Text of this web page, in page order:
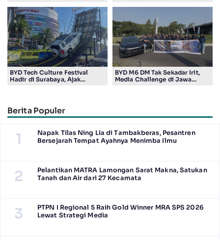
Penggemar Teknologi dan
Sepak Bola
BYD Tech Culture Festival
Hadir di Surabaya, Ajak
BYD M6 DM Tak Sekadar Irit,
Media Challenge di Jawa
Berita Populer
1
Napak Tilas Ning Lia di Tambakberas, Pesantren
Bersejarah Tempat Ayahnya Menimba Ilmu
2
Pelantikan MATRA Lamongan Sarat Makna, Satukan
Tanah dan Air dari 27 Kecamata
3
PTPN I Regional 5 Raih Gold Winner MRA SPS 2026
Lewat Strategi Media